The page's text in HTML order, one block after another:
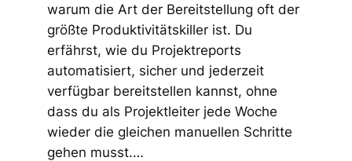
warum die Art der Bereitstellung oft der
größte Produktivitätskiller ist. Du
erfährst, wie du Projektreports
automatisiert, sicher und jederzeit
verfügbar bereitstellen kannst, ohne
dass du als Projektleiter jede Woche
wieder die gleichen manuellen Schritte
gehen musst.…